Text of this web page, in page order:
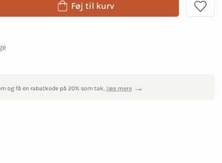
Føj til kurv
og få en rabatkode på 20% som tak, læs mere